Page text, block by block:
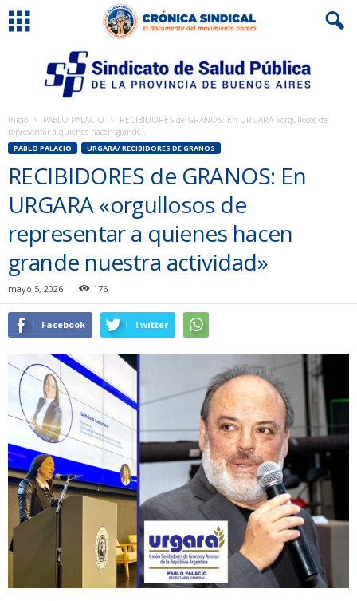
Inicio PABLO PALACIO
RECIBIDORES de GRANOS: En URGARA «orgullosos de
representar a quienes hacen grande...
PABLO PALACIO URGARA/ RECIBIDORES DE GRANOS
RECIBIDORES de GRANOS: En
URGARA «orgullosos de
representar a quienes hacen
grande nuestra actividad»
mayo 5, 2026 176
Facebook Twitter